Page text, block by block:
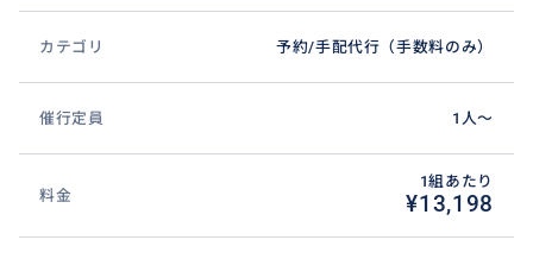
カテゴリ 予約/手配代行（手数料のみ）
催行定員 1人〜
料金
1組あたり
¥13,198